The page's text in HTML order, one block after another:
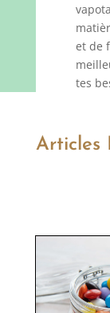
et de
tes
Articles